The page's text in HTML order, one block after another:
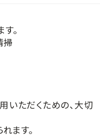
。
掃
いただくための、大切
ます。